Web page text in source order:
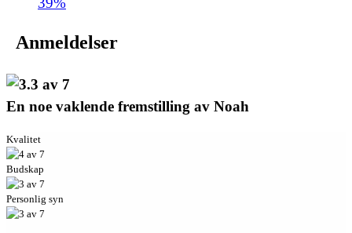
Anmeldelser
En noe vaklende fremstilling av Noah
Kvalitet
Budskap
Personlig syn